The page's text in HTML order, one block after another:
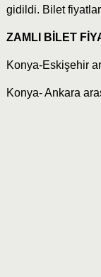
gidildi. Bilet
ZAMLI BİLET
Konya-Eskişehir
Konya- Ankara